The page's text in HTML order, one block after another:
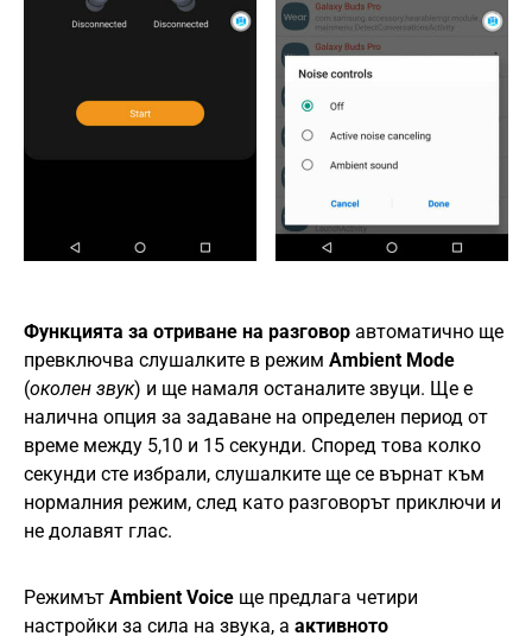
Функцията за отриване на разговор автоматично ще
превключва слушалките в режим Ambient Mode
(околен звук) и ще намаля останалите звуци. Ще е
налична опция за задаване на определен период от
време между 5,10 и 15 секунди. Според това колко
секунди сте избрали, слушалките ще се върнат към
нормалния режим, след като разговорът приключи и
не долавят глас.
Режимът Ambient Voice ще предлага четири
настройки за сила на звука, а активното